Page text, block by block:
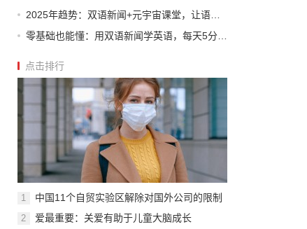
2025年趋势：双语新闻+元宇宙课堂，让语言学习像玩游戏一样上瘾
零基础也能懂：用双语新闻学英语，每天5分钟，一个月开口说
点击排行
1 中国11个自贸实验区解除对国外公司的限制
2 爱最重要：关爱有助于儿童大脑成长